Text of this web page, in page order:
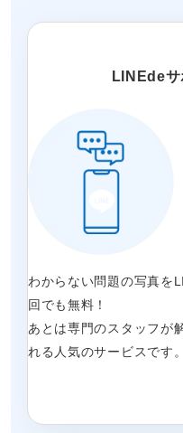
LINEdeサ
わからない問題の写真を
回でも無料！
あとは専門のスタッフが
れる人気のサービスです。